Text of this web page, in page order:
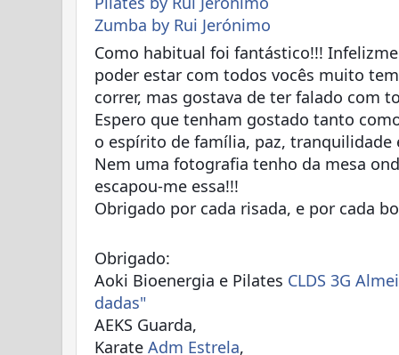
Zumba by Rui Jerónimo
Como habitual foi fantástico!!!
poder estar com todos vocês muito
correr, mas gostava de ter falado com
Espero que tenham gostado tanto
o espírito de família, paz,
Nem uma fotografia tenho da mesa
escapou-me essa!!!
Obrigado por cada risada, e por cada
Obrigado:
Aoki Bioenergia e Pilates CLDS 3G
dadas"
AEKS Guarda,
Karate Adm Estrela,